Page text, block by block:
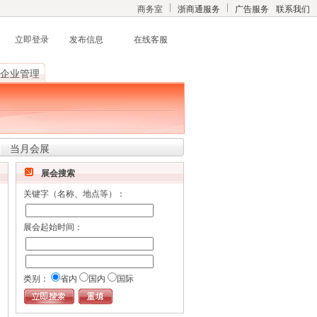
联系我们
广告服务
浙商通服务
商务室
立即登录 发布信息 在线客服
企业管理
当月会展
展会搜索
关键字（名称、地点等）：
展会起始时间：
类别： 省内 国内 国际
伊朗铸/18年全伊朗最大
铁展
2018年阿尔及利亚农业展
及畜牧业展览会